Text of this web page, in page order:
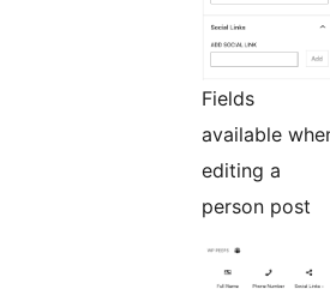
Fields
available
editing a
person post